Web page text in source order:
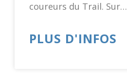
coureurs du Trail. Sur…
PLUS D'INFOS